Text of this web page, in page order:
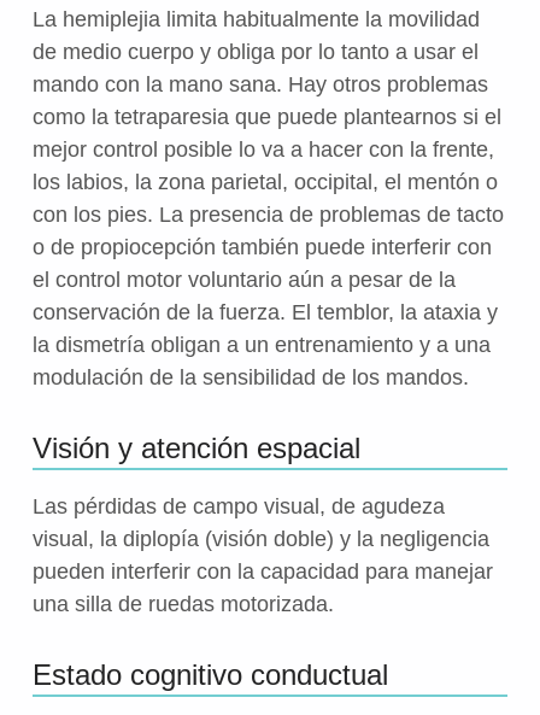
La hemiplejia limita habitualmente la movilidad
de medio cuerpo y obliga por lo tanto a usar el
mando con la mano sana. Hay otros problemas
como la tetraparesia que puede plantearnos si el
mejor control posible lo va a hacer con la frente,
los labios, la zona parietal, occipital, el mentón o
con los pies. La presencia de problemas de tacto
o de propiocepción también puede interferir con
el control motor voluntario aún a pesar de la
conservación de la fuerza. El temblor, la ataxia y
la dismetría obligan a un entrenamiento y a una
modulación de la sensibilidad de los mandos.
Visión y atención espacial
Las pérdidas de campo visual, de agudeza
visual, la diplopía (visión doble) y la negligencia
pueden interferir con la capacidad para manejar
una silla de ruedas motorizada.
Estado cognitivo conductual